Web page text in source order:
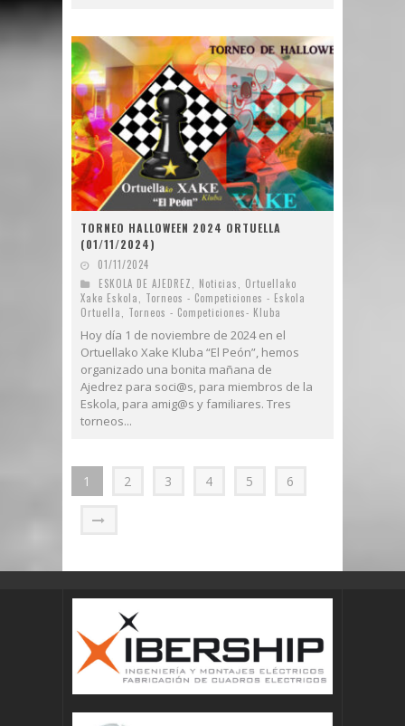
TORNEO HALLOWEEN 2024 ORTUELLA
(01/11/2024)
01/11/2024
ESKOLA DE AJEDREZ
Noticias
Ortuellako
Xake Eskola
Torneos - Competiciones - Eskola
Ortuella
Torneos - Competiciones- Kluba
Hoy día 1 de noviembre de 2024 en el
Ortuellako Xake Kluba “El Peón”, hemos
organizado una bonita mañana de
Ajedrez para soci@s, para miembros de la
Eskola, para amig@s y familiares. Tres
torneos...
1 2 3 4 5 6